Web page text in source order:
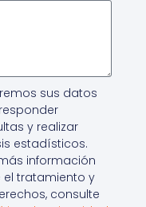
sus datos
y realizar
estadísticos.
información
el tratamiento y
consulte